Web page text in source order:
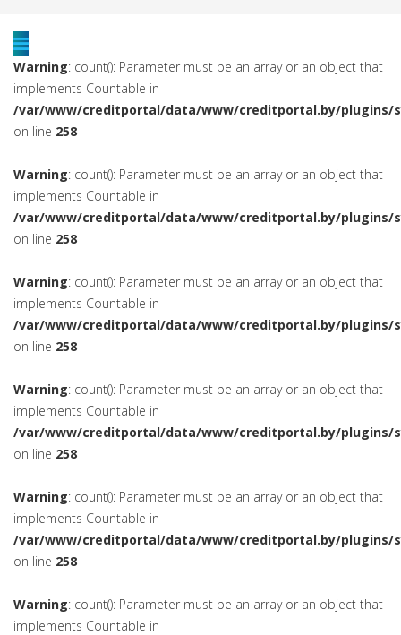
Warning: count(): Parameter must be an array or an object that
implements Countable in
/var/www/creditportal/data/www/creditportal.by/plugins/
on line 258
Warning: count(): Parameter must be an array or an object that
implements Countable in
/var/www/creditportal/data/www/creditportal.by/plugins/
on line 258
Warning: count(): Parameter must be an array or an object that
implements Countable in
/var/www/creditportal/data/www/creditportal.by/plugins/
on line 258
Warning: count(): Parameter must be an array or an object that
implements Countable in
/var/www/creditportal/data/www/creditportal.by/plugins/
on line 258
Warning: count(): Parameter must be an array or an object that
implements Countable in
/var/www/creditportal/data/www/creditportal.by/plugins/
on line 258
Warning: count(): Parameter must be an array or an object that
implements Countable in